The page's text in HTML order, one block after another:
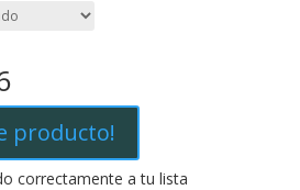
producto!
correctamente a tu lista